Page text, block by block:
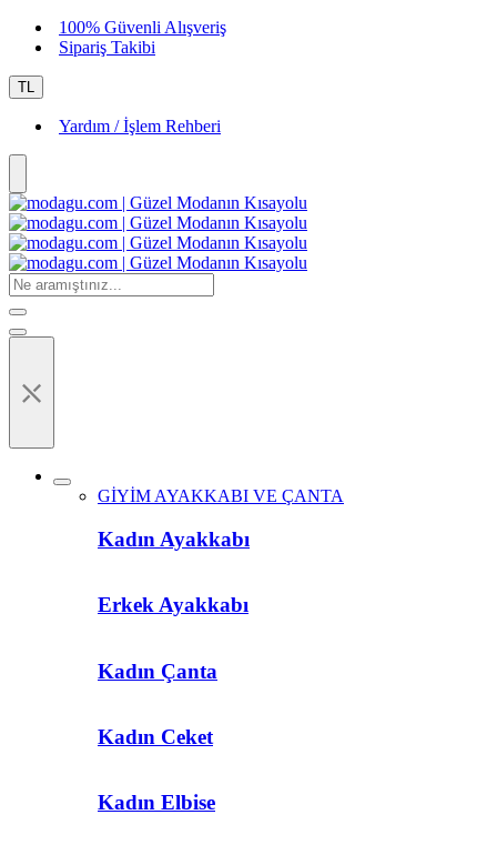
100% Güvenli Alışveriş
Sipariş Takibi
TL
Yardım / İşlem Rehberi
⤬
GİYİM AYAKKABI VE ÇANTA
Kadın Ayakkabı
Erkek Ayakkabı
Kadın Çanta
Kadın Ceket
Kadın Elbise